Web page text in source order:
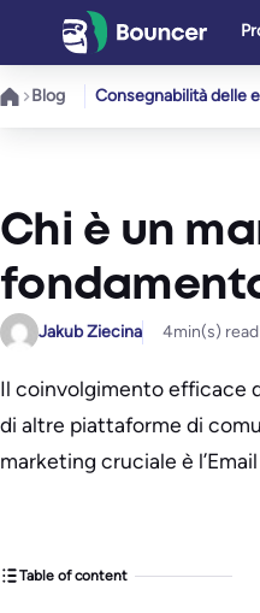
contenuto
Blog Consegnabilità delle
Chi è un
Jakub Ziecina 4min(s) read
Il coinvolgimento efficace
di altre piattaforme di
marketing cruciale è
Table of content